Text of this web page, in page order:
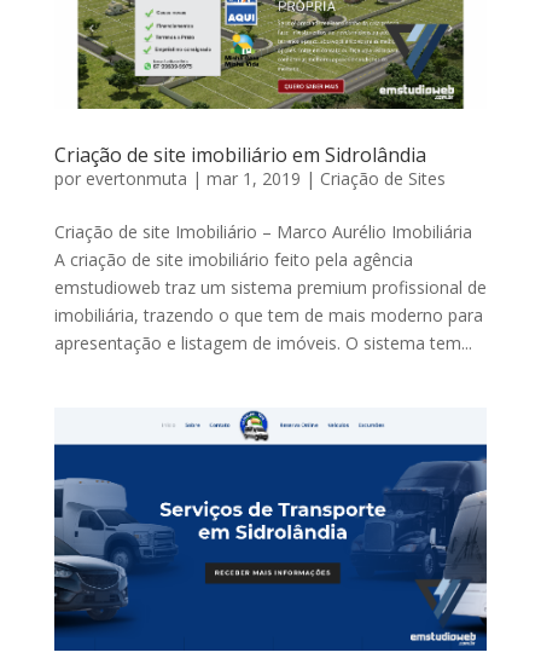
Criação de site imobiliário em Sidrolândia
por evertonmuta | mar 1, 2019 | Criação de Sites
Criação de site Imobiliário – Marco Aurélio Imobiliária
A criação de site imobiliário feito pela agência
emstudioweb traz um sistema premium profissional de
imobiliária, trazendo o que tem de mais moderno para
apresentação e listagem de imóveis. O sistema tem...